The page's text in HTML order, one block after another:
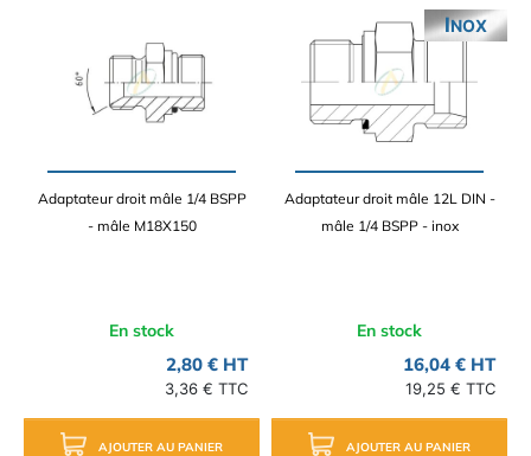
Adaptateur droit mâle 1/4 BSPP
- mâle M18X150
En stock
2,80 € HT
3,36 € TTC
AJOUTER AU PANIER
Adaptateur droit mâle 12L DIN -
mâle 1/4 BSPP - inox
En stock
16,04 € HT
19,25 € TTC
AJOUTER AU PANIER
INOX